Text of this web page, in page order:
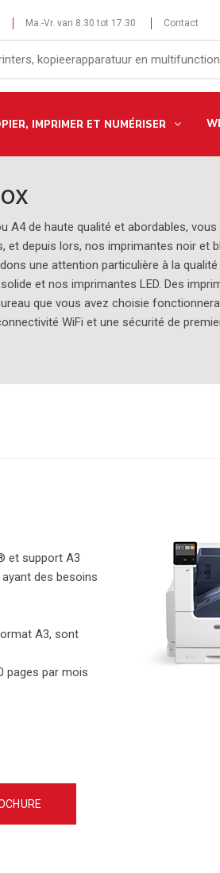
Ma.-Vr. van 8.30 tot 17.30 Contact
IMPRIMER ET NUMÉRISER
A4 de haute qualité et abordables,
et depuis lors, nos imprimantes noir
une attention particulière à la
et nos imprimantes LED. Des
que vous avez choisie
WiFi et une sécurité de
et support A3
des besoins
A3, sont
pages par mois